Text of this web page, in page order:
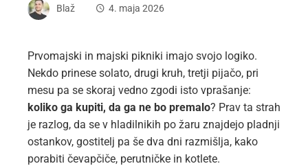
Blaž 4. maja 2026
Prvomajski in majski pikniki imajo svojo logiko.
Nekdo prinese solato, drugi kruh, tretji pijačo, pri
mesu pa se skoraj vedno zgodi isto vprašanje:
koliko ga kupiti, da ga ne bo premalo? Prav ta strah
je razlog, da se v hladilnikih po žaru znajdejo pladnji
ostankov, gostitelj pa še dva dni razmišlja, kako
porabiti čevapčiče, perutničke in kotlete.